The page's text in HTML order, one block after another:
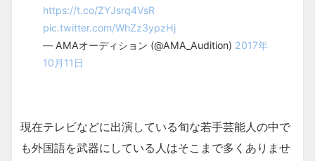
https://t.co/ZYJsrq4VsR
pic.twitter.com/WhZz3ypzHj
— AMAオーディション (@AMA_Audition) 2017年
10月11日
現在テレビなどに出演している旬な若手芸能人の中で
も外国語を武器にしている人はそこまで多くありませ